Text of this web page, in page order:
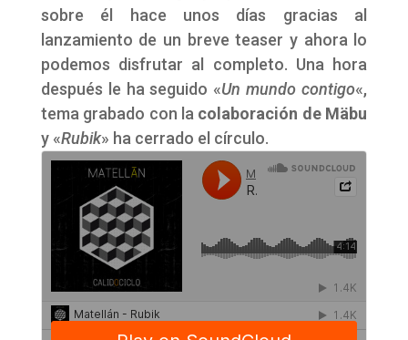
sobre él hace unos días gracias al
lanzamiento de un breve teaser y ahora lo
podemos disfrutar al completo. Una hora
después le ha seguido «Un mundo contigo«,
tema grabado con la colaboración de Mäbu
y «Rubik» ha cerrado el círculo.